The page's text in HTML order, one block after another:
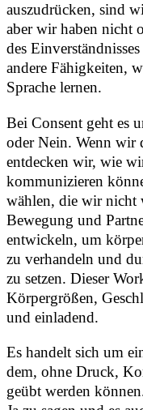
auszudrücken, sind
aber wir haben nicht
des
andere Fähigkeiten,
Sprache lernen.
Bei Consent geht es
oder Nein. Wenn wir
entdecken wir, wie
kommunizieren
wählen, die wir nicht
Bewegung und
entwickeln, um
zu verhandeln und
zu setzen. Dieser
Körpergrößen,
und einladend.
Es handelt sich um
dem, ohne Druck,
geübt werden